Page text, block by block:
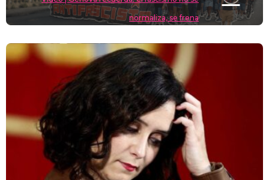
normaliza, se frena